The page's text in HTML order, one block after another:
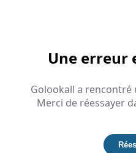
Une erreur
Golookall a
Merci de réessayer